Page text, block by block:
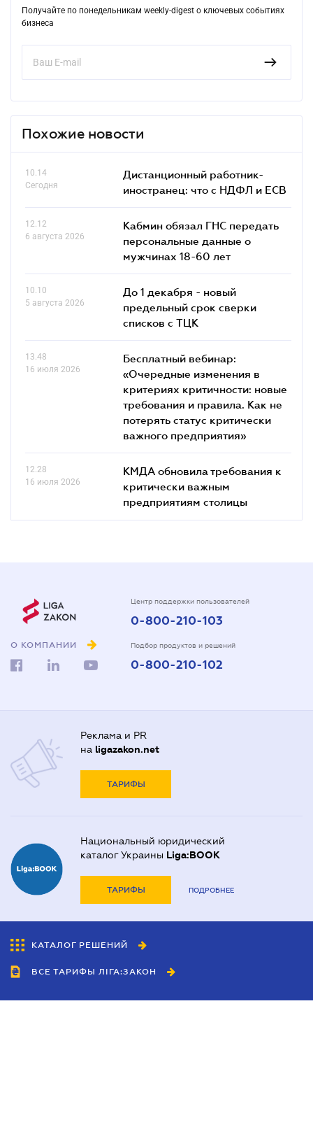
Получайте по понедельникам weekly-digest о ключевых событиях
бизнеса
Похожие новости
10.14
Сегодня
Дистанционный работник-
иностранец: что с НДФЛ и ЕСВ
12.12
6 августа 2026
Кабмин обязал ГНС передать
персональные данные о
мужчинах 18-60 лет
10.10
5 августа 2026
До 1 декабря - новый
предельный срок сверки
списков c ТЦК
13.48
16 июля 2026
Бесплатный вебинар:
«Очередные изменения в
критериях критичности: новые
требования и правила. Как не
потерять статус критически
важного предприятия»
12.28
16 июля 2026
КМДА обновила требования к
критически важным
предприятиям столицы
О КОМПАНИИ
Центр поддержки пользователей
0-800-210-103
Подбор продуктов и решений
0-800-210-102
Реклама и PR
на ligazakon.net
ТАРИФЫ
Национальный юридический
каталог Украины Liga:BOOK
ТАРИФЫ ПОДРОБНЕЕ
КАТАЛОГ РЕШЕНИЙ
ВСЕ ТАРИФЫ ЛІГА:ЗАКОН